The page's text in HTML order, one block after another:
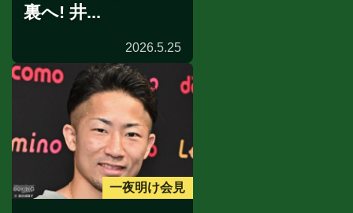
裏へ! 井...
2026.5.25
一夜明け会見